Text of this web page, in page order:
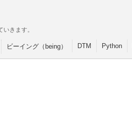
きます。
ビーイング（being） DTM Python